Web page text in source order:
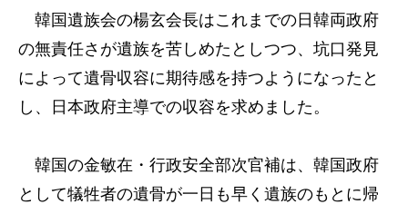
韓国遺族会の楊玄会長はこれまでの日韓両政府
の無責任さが遺族を苦しめたとしつつ、坑口発見
によって遺骨収容に期待感を持つようになったと
し、日本政府主導での収容を求めました。
韓国の金敏在・行政安全部次官補は、韓国政府
として犠牲者の遺骨が一日も早く遺族のもとに帰